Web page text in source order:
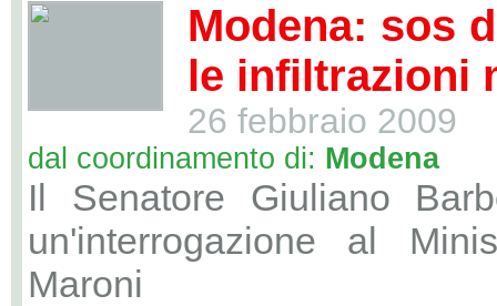
Modena: sos
le infiltrazioni
26 febbraio 2009
dal coordinamento di: Modena
Il Senatore Giuliano
un'interrogazione al
Maroni